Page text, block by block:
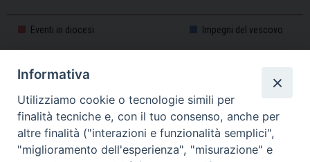
Eventi in diocesi Impegni del vescovo
CALENDARIO PASTORALE 2025-2026
Informativa
Utilizziamo cookie o tecnologie simili per
finalità tecniche e, con il tuo consenso, anche per
altre finalità ("interazioni e funzionalità semplici",
"miglioramento dell'esperienza", "misurazione" e